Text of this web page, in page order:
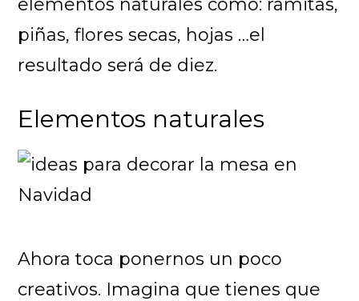
elementos naturales como: ramitas,
piñas, flores secas, hojas …el
resultado será de diez.
Elementos naturales
Ahora toca ponernos un poco
creativos. Imagina que tienes que